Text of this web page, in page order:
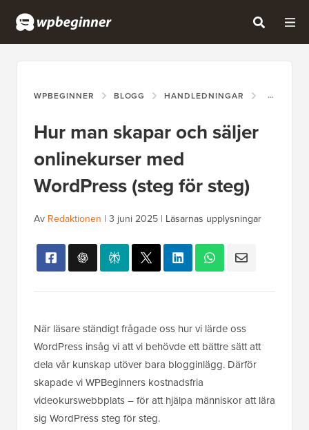
WPBEGINNER BLOGG HANDLEDNINGAR HUR
Hur man skapar och säljer
onlinekurser med
WordPress (steg för steg)
Av Redaktionen | 3 juni 2025 | Läsarnas upplysningar
När läsare ständigt frågade oss hur vi lärde oss
WordPress insåg vi att vi behövde ett bättre sätt att
dela vår kunskap utöver bara blogginlägg. Därför
skapade vi WPBeginners kostnadsfria
videokurswebbplats – för att hjälpa människor att lära
sig WordPress steg för steg.